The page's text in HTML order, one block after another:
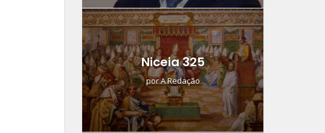
Niceia 325
porA Redação